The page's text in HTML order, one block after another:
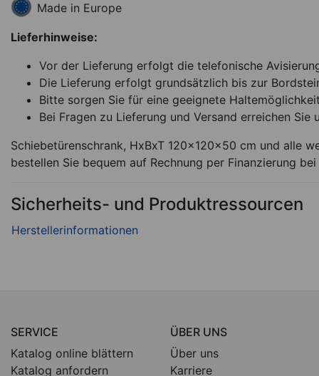
Made in Europe
Lieferhinweise:
Vor der Lieferung erfolgt die telefonische
Die Lieferung erfolgt grundsätzlich bis zur
Bitte sorgen Sie für eine geeignete
Bei Fragen zu Lieferung und Versand erreichen Sie
Schiebetürenschrank, HxBxT 120x120x50 cm und alle
bestellen Sie bequem auf Rechnung per Finanzierung
Sicherheits- und Produktressourcen
SERVICE
Katalog online blättern
Katalog anfordern
ÜBER UNS
Über uns
Karriere